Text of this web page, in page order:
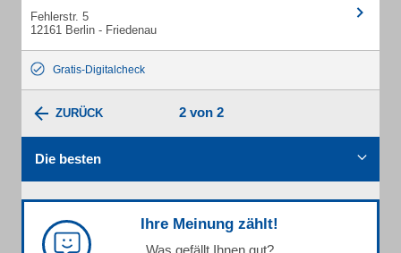
Fehlerstr. 5
12161 Berlin - Friedenau
Gratis-Digitalcheck
ZURÜCK 2 von 2
Die besten
Ihre Meinung zählt!
Was gefällt Ihnen gut?